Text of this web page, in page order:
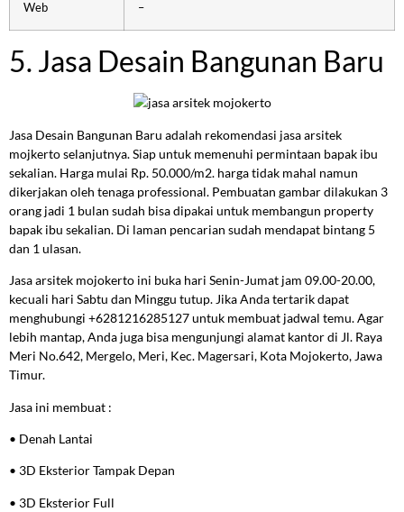
Web –
5. Jasa Desain Bangunan Baru
Jasa Desain Bangunan Baru adalah rekomendasi jasa arsitek
mojkerto selanjutnya. Siap untuk memenuhi permintaan bapak ibu
sekalian. Harga mulai Rp. 50.000/m2. harga tidak mahal namun
dikerjakan oleh tenaga professional. Pembuatan gambar dilakukan 3
orang jadi 1 bulan sudah bisa dipakai untuk membangun property
bapak ibu sekalian. Di laman pencarian sudah mendapat bintang 5
dan 1 ulasan.
Jasa arsitek mojokerto ini buka hari Senin-Jumat jam 09.00-20.00,
kecuali hari Sabtu dan Minggu tutup. Jika Anda tertarik dapat
menghubungi +6281216285127 untuk membuat jadwal temu. Agar
lebih mantap, Anda juga bisa mengunjungi alamat kantor di Jl. Raya
Meri No.642, Mergelo, Meri, Kec. Magersari, Kota Mojokerto, Jawa
Timur.
Jasa ini membuat :
• Denah Lantai
• 3D Eksterior Tampak Depan
• 3D Eksterior Full